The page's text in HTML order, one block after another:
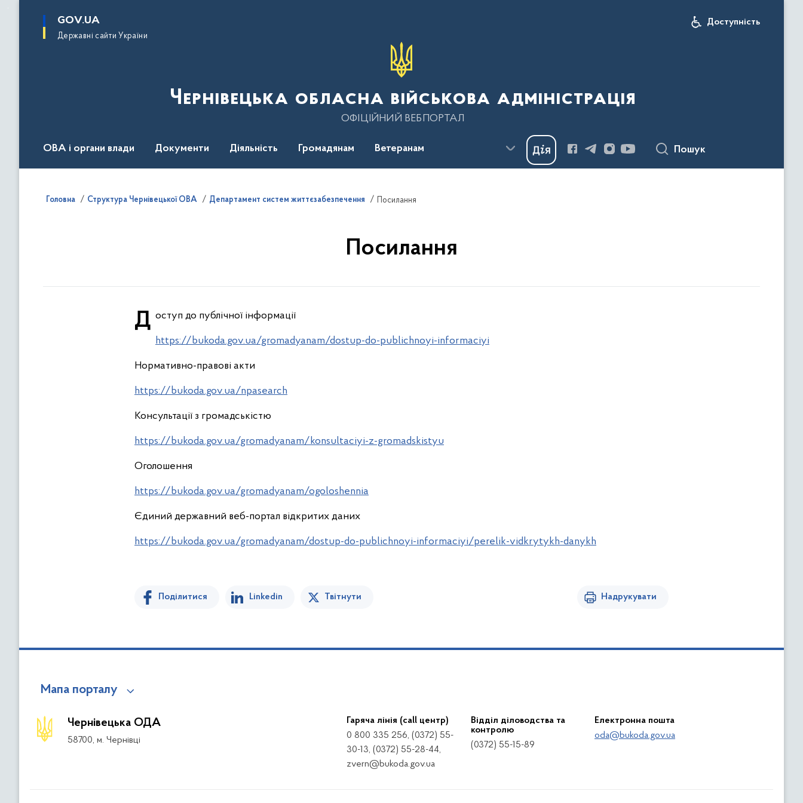
основного
GOV.UA
Державні сайти України
Доступність
Чернівецька обласна військова адміністрація
ОФІЦІЙНИЙ ВЕБПОРТАЛ
ОВА і органи влади Документи Діяльність Громадянам Ветеранам Пошук
Головна Структура Чернівецької ОВА Департамент систем життєзабезпечення Посилання
Посилання
Доступ до публічної інформації
https://bukoda.gov.ua/gromadyanam/dostup-do-publichnoyi-informaciyi
Нормативно-правові акти
https://bukoda.gov.ua/npasearch
Консультації з громадськістю
https://bukoda.gov.ua/gromadyanam/konsultaciyi-z-gromadskistyu
Оголошення
https://bukoda.gov.ua/gromadyanam/ogoloshennia
Єдиний державний веб-портал відкритих даних
https://bukoda.gov.ua/gromadyanam/dostup-do-publichnoyi-informaciyi/perelik-vidkrytykh-danykh
Поділитися Linkedin Твітнути Надрукувати
Мапа порталу
Чернівецька ОДА
58700, м. Чернівці
Гаряча лінія (call центр)
0 800 335 256, (0372) 55-
30-13, (0372) 55-28-44,
zvern@bukoda.gov.ua
Відділ діловодства та
контролю
(0372) 55-15-89
Електронна пошта
oda@bukoda.gov.ua